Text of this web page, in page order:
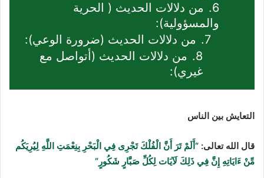
6.
من دلالات الحديث ( الحرية
والمسؤولية):
7.
من دلالات الحديث (ضرورة الوعي):
8.
من دلالات الحديث (أتواصل مع
غيري):
التعايش بين الناس
قال اللهتعالى: “أَلَمْ تَرَ أَنَّ الْفُلْكَ تَجْرِى فِي الْبَحْرِ بِنِعْمَتِ اللَّهِ لِيُرِيَكُم
مِّنْ ءَايَاتِهِ إِنَّ فِي ذَلِكَ لَآيَات لِكُلِّ صَبَّارٍ شَكُورٍ”